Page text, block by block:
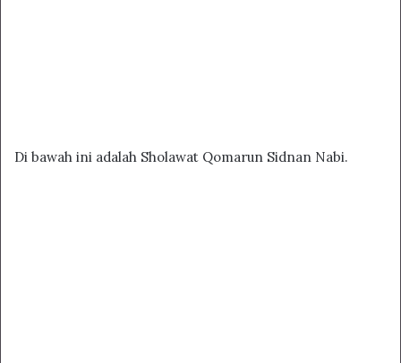
Di bawah ini adalah Sholawat Qomarun Sidnan Nabi.